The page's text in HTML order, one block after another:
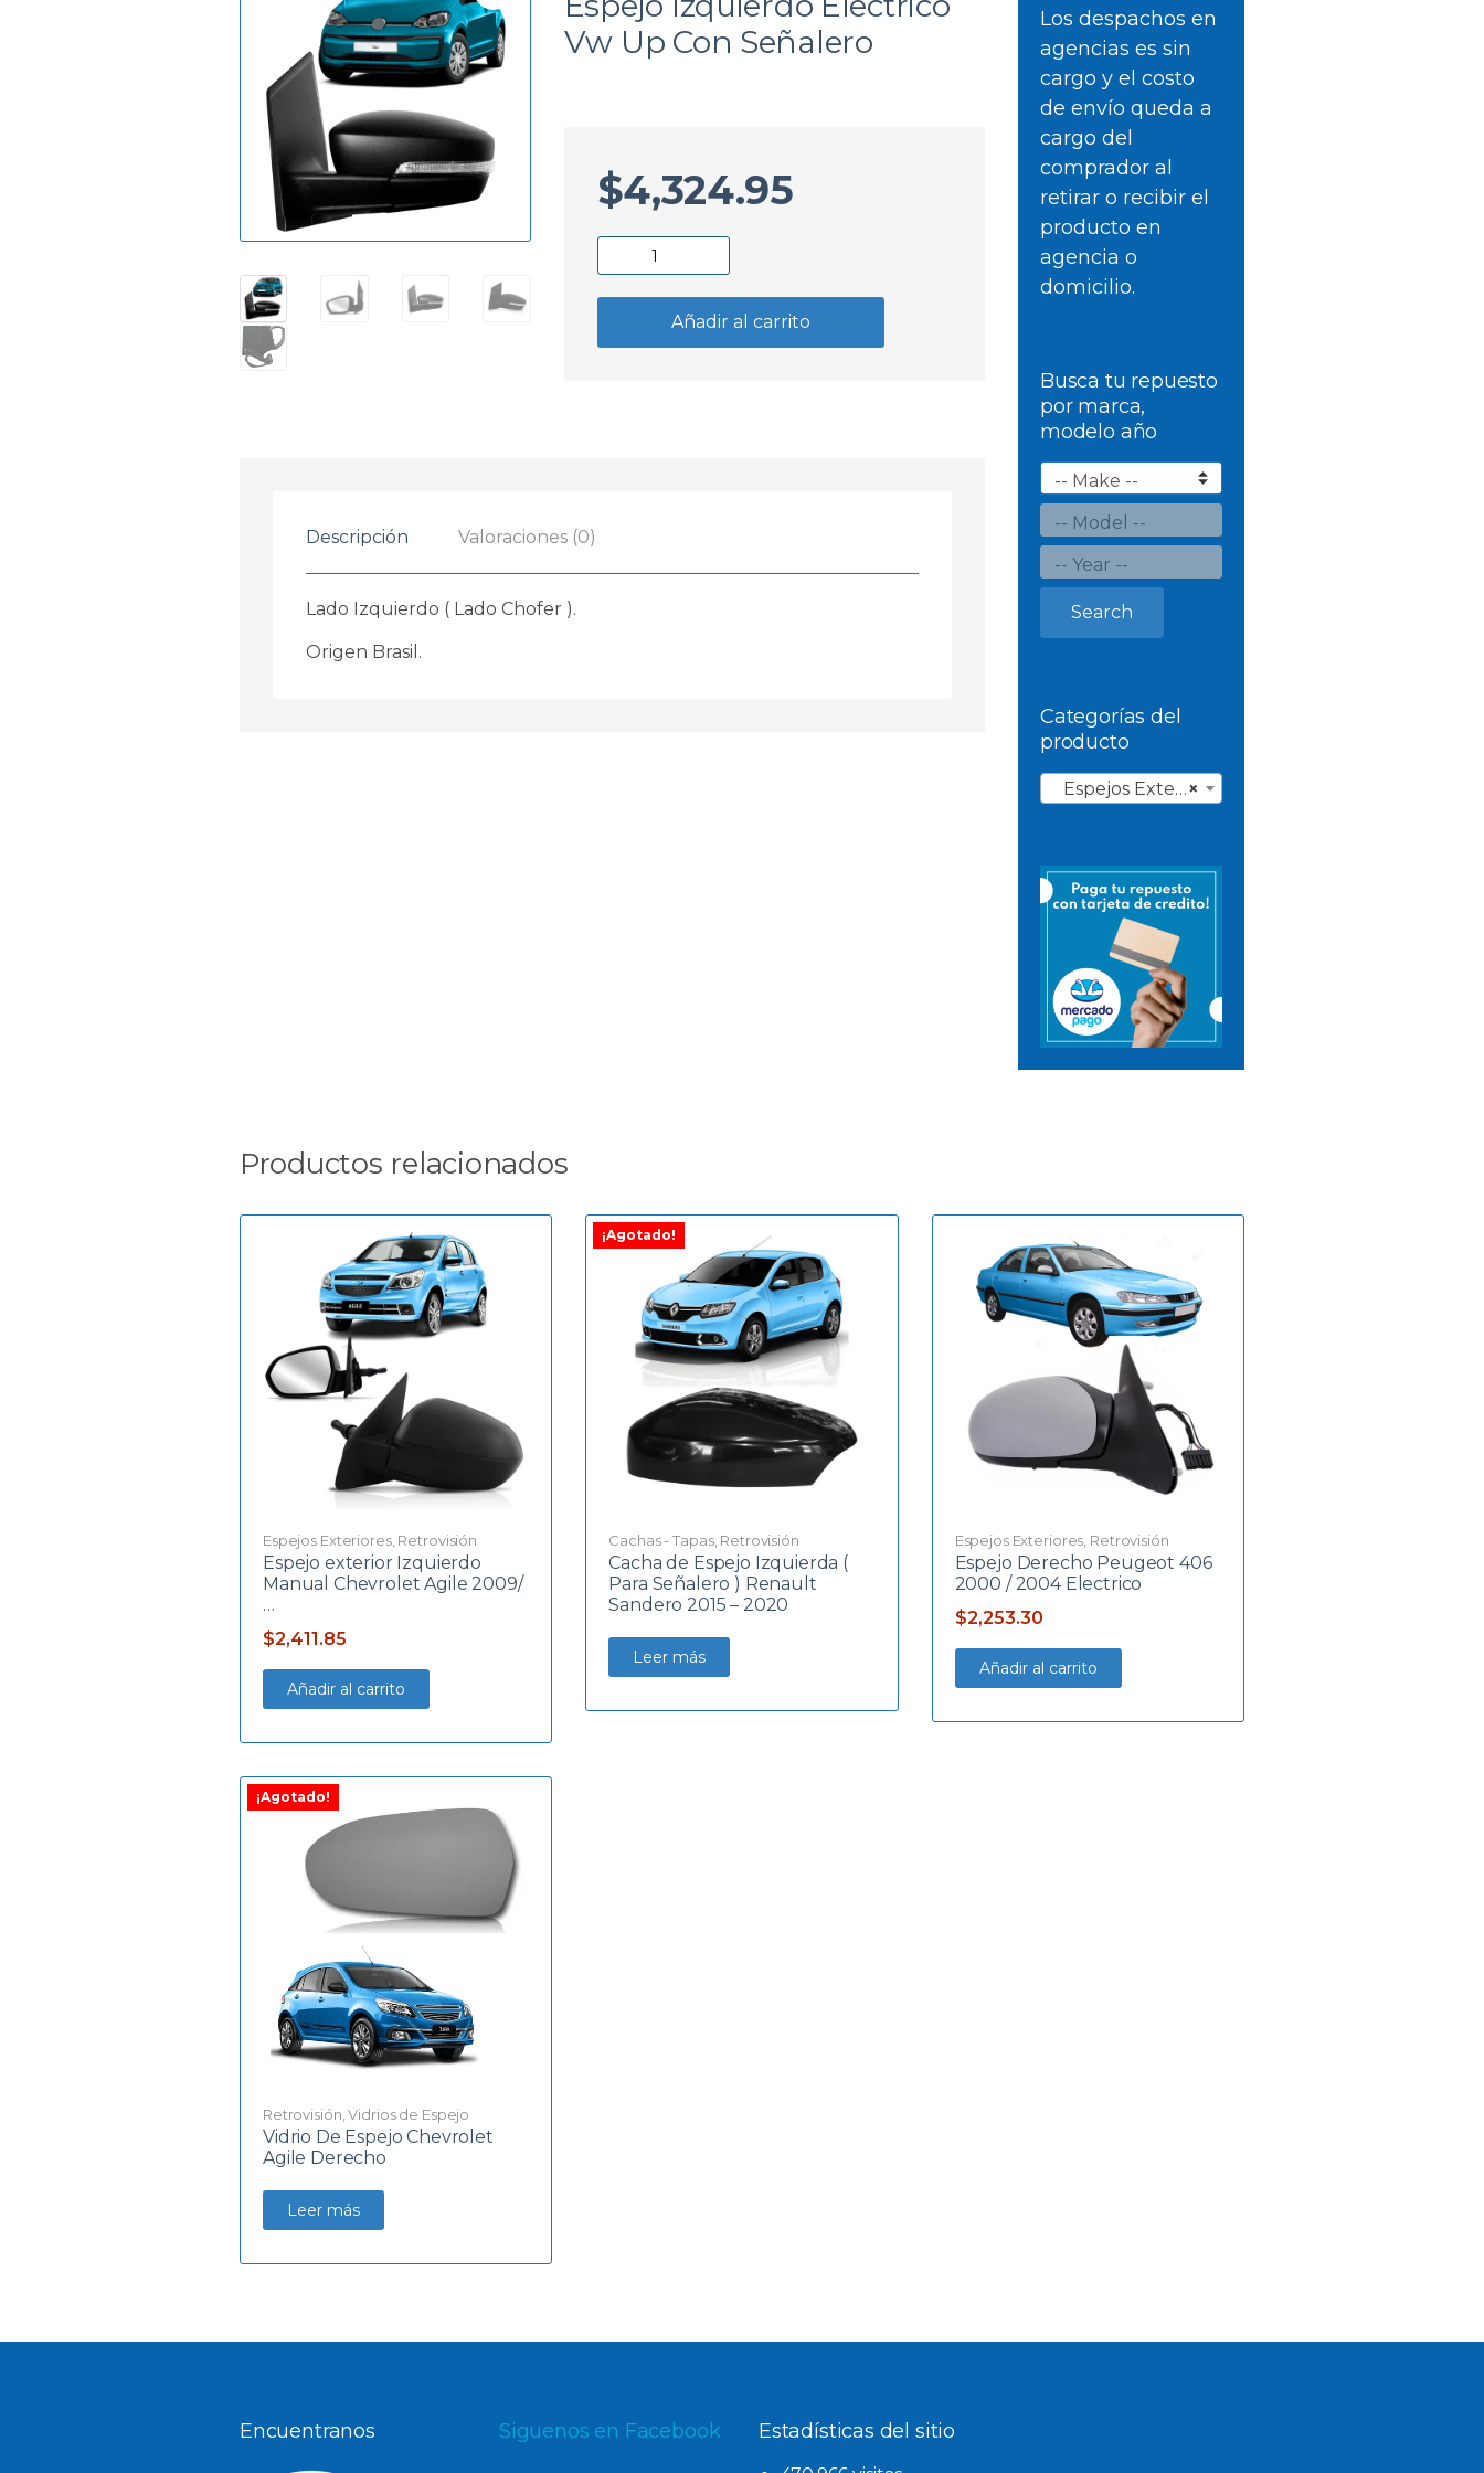
a
Vw Up Con Señalero
$4,324.95
Espejo
Izquierdo
Electrico
Vw
Añadir al carrito
Descripción Valoraciones (0)
Lado Izquierdo ( Lado Chofer ).
Origen Brasil.
Los despachos en
agencias es sin
cargo y el costo
de envío queda a
cargo del
comprador al
retirar o recibir el
producto en
agencia o
domicilio.
Busca tu repuesto
por marca,
modelo año
Search
Categorías del
producto
×
Espejos Exteriores
Productos relacionados
Espejos Exteriores, Retrovisión
Espejo exterior Izquierdo
Manual Chevrolet Agile 2009/
…
$2,411.85
Añadir al carrito
¡Agotado!
Cachas - Tapas, Retrovisión
Cacha de Espejo Izquierda (
Para Señalero ) Renault
Sandero 2015 – 2020
Leer más
Espejos Exteriores Retrovisión
Espejo Derecho Peugeot 406
2000 / 2004 Electrico
$2,253.30
Añadir al carrito
¡Agotado!
Retrovisión ,Vidrios de Espejo
Vidrio De Espejo Chevrolet
Agile Derecho
Leer más
Encuentranos Siguenos en Facebook Estadísticas del sitio